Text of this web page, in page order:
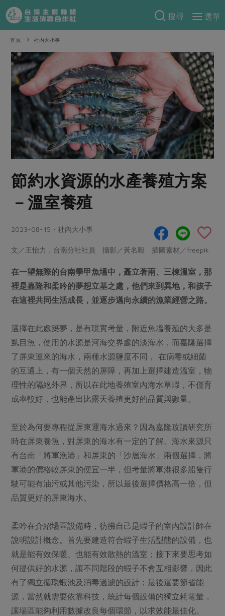
搜尋
選單
產品分類
當季蔬果
一籃菜 當令水果
芽苗類 蕈菇類
辛香料類
奶蛋豆・五穀
蛋 乳製品
豆製品 米麵雜糧
肉品・水產
畜產肉類
水畜加工品
調理食材・點心
調味醬料/南北貨 烘焙
保健食品
居家好物
美妝保養 個人清潔
家庭清潔 織品
防災用品
最新產品
優惠專區
樂齡友善
食譜料理
食材
肉食
海鮮
常備菜
蛋料理
料理方式
烘焙．點心
醬料
湯品．鍋物
涼拌沙拉
飲品
主題食譜
年菜食譜
養身食補
節慶大餐
高麗菜海鮮煎餅
特別企畫
預購活動
把最好的台灣味帶回家！
防災用品預購圓滿結束
更多預購活動
合作25-精選產品第四彈
合作25-精選產品第三彈
更多當季產品
議題活動
主婦聯盟X樂齡網特約優惠案
2024農業發展計畫年度報告
更多議題活動
綠主張
觀點文章
主婦食堂 一籃菜真心話
社內大小事 合作聯合國
產品故事
樂齡生活
廚房瑜伽
減硝酸鹽 惜食
非基改運動 支持本土農糧
減添加物 減塑減廢
食農教育
更多議題
生活者e週報
典藏閱覽室
關於合作社
關於我們
合作社組織
產品檢驗
自主把關
檢驗報告
社員權益
合作社法規
社務專區
選舉專區
媒體報導
下載專區
社務會議 地區活動
活動報下載
首頁 社內大小事
節約水資源的水產養殖方案
－溫室養殖
2023-08-15・社內大小事
文／王怡力．台南分社社員 攝影／黃名毅 插圖素材／freepik
在一望無際的台南學甲魚塭中，矗立著兩、三棟溫室，那
裡是嘉隆和柔吟的夢想立基之處，他們來到異地，和孩子
在這裡共同生活成長，並逐步邁向永續的漁業經營之路。
選擇在此處築夢，是有現實考量，附近魚塭養殖的大多是
虱目魚，使用的水源是河海交界處的淡海水，而嘉隆選擇
了屏東運來的海水，兩種水源鹽度不同， 在病毒或細菌
的互通上，有一個天然的屏障，再加上選擇建造溫室，物
理性的隔絕外界，所以在此地養殖室內海水草蝦，不僅育
成率較好，也能產出比露天養殖更好的品質與數量。
至於為何要專程從屏東運海水過來？因為嘉隆攻讀研究所
時在屏東養魚，對屏東的海水有一定的了解。海水來源只
有台南「將軍漁港」和屏東的「沙層海水」兩個選擇，將
軍港的價格較屏東的便宜一半，但考量將軍港很多船隻行
駛可能有油污或其他污染，所以最後選擇價格高一倍，但
品質更好的屏東海水。
柔吟在介紹場區設備時，彷彿自己是蝦子的室內設計師在
說明設計概念。首先要建造符合蝦子生活型態的設備，也
就是能有效保暖、也能有效散熱的溫室；接下來要思考如
何提供好的水源，讓不同階段的蝦子不會互相影響，因此
有了獨立循環蝦池及消毒過濾的設計；最後還要節省能
源，當然就需要依靠科技，統計每個設備的獨立耗電量，
讓場區能夠利用數據改良每個環節，以求效能最佳化。